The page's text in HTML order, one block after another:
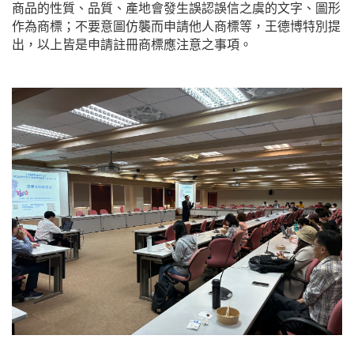
商品的性質、品質、產地會發生誤認誤信之虞的文字、圖形
作為商標；不要意圖仿襲而申請他人商標等，王德博特別提
出，以上皆是申請註冊商標應注意之事項。